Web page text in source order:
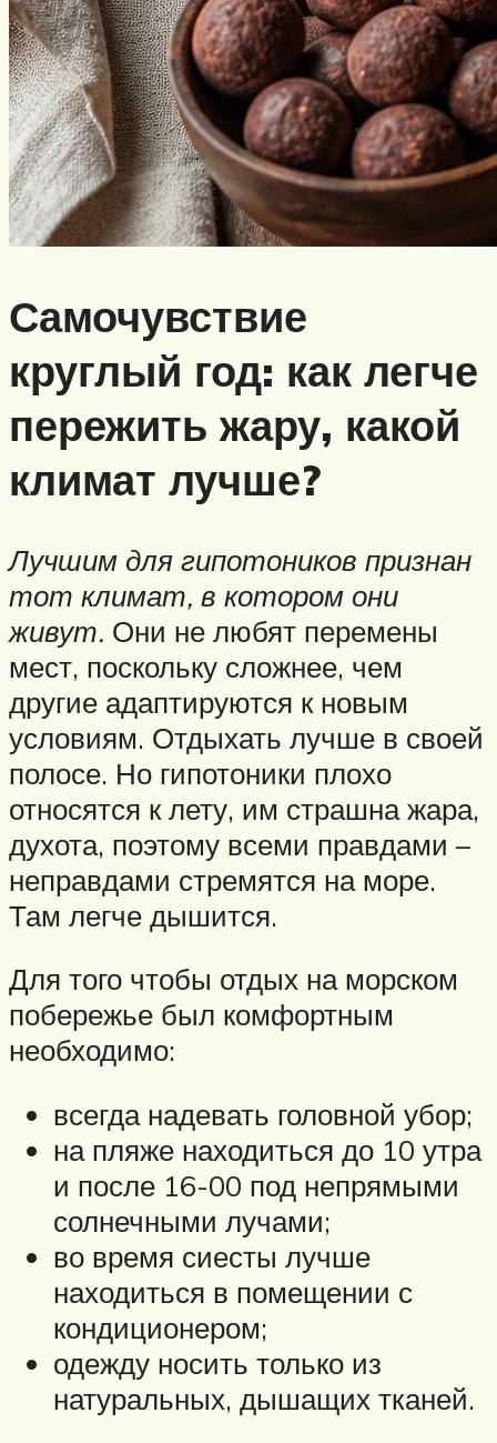
Самочувствие
круглый год: как легче
пережить жару, какой
климат лучше?
Лучшим для гипотоников признан
тот климат, в котором они
живут. Они не любят перемены
мест, поскольку сложнее, чем
другие адаптируются к новым
условиям. Отдыхать лучше в своей
полосе. Но гипотоники плохо
относятся к лету, им страшна жара,
духота, поэтому всеми правдами –
неправдами стремятся на море.
Там легче дышится.
Для того чтобы отдых на морском
побережье был комфортным
необходимо:
всегда надевать головной убор;
на пляже находиться до 10 утра
и после 16-00 под непрямыми
солнечными лучами;
во время сиесты лучше
находиться в помещении с
кондиционером;
одежду носить только из
натуральных, дышащих тканей.